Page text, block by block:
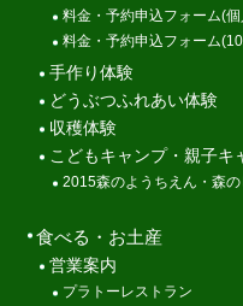
料金・予約申込フォーム(
料金・予約申込フォーム
手作り体験
どうぶつふれあい体験
収穫体験
こどもキャンプ・親子キ
2015森のようちえん・森の
食べる・お土産
営業案内
プラトーレストラン